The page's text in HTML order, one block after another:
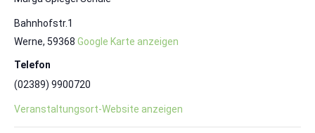
Bahnhofstr.1
Werne, 59368 Google Karte anzeigen
Telefon
(02389) 9900720
Veranstaltungsort-Website anzeigen